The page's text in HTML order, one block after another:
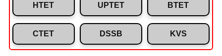
HTET UPTET BTET
CTET DSSB KVS